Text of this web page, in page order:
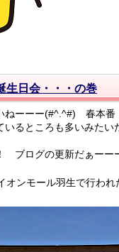
生日会・・・の巻
ねーーー(#^.^#) 春本番
いるところも多いみ
ブログの更新だぁーー
オンモール羽生で行わ